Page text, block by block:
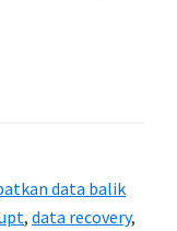
data balik
, data recovery,